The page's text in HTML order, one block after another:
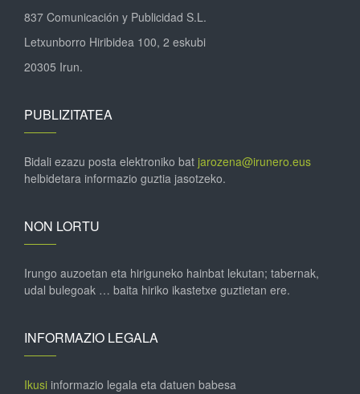
837 Comunicación y Publicidad S.L.
Letxunborro Hiribidea 100, 2 eskubi
20305 Irun.
PUBLIZITATEA
Bidali ezazu posta elektroniko bat jarozena@irunero.eus
helbidetara informazio guztia jasotzeko.
NON LORTU
Irungo auzoetan eta hiriguneko hainbat lekutan; tabernak,
udal bulegoak … baita hiriko ikastetxe guztietan ere.
INFORMAZIO LEGALA
Ikusi informazio legala eta datuen babesa